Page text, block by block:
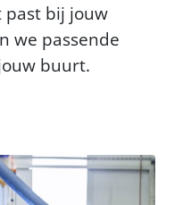
past bij jouw
we passende
buurt.